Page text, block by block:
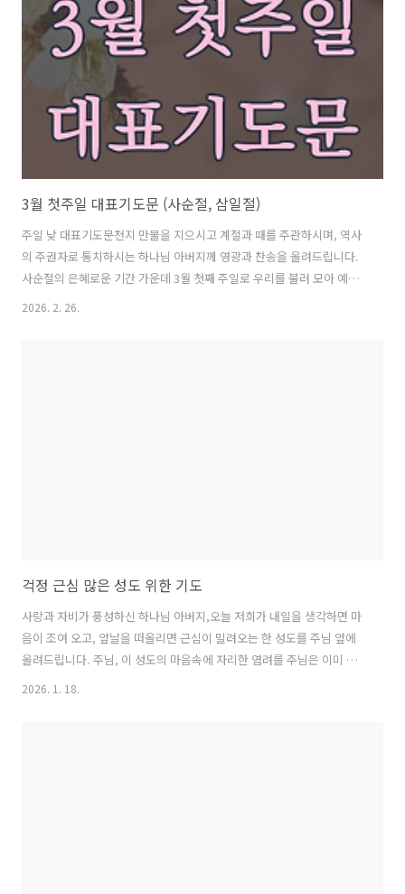
주일로 예배드리게 하시니, 이 민족의 역사와 아픔을 주님 앞에 올려드리
며 겸손히 기도합니다. 긍휼이 풍성하신 하나님, 먼저 우리의 죄를 고백
합니다. 사순절이라 말하면서도 마음은 분주했고, 십자가를 묵상한다 하
면서도 여전히..
3월 첫주일 대표기도문 (사순절, 삼일절)
주일 낮 대표기도문천지 만물을 지으시고 계절과 때를 주관하시며, 역사
의 주권자로 통치하시는 하나님 아버지께 영광과 찬송을 올려드립니다.
사순절의 은혜로운 기간 가운데 3월 첫째 주일로 우리를 불러 모아 예배
2026. 2. 26.
걱정 근심 많은 성도 위한 기도
사랑과 자비가 풍성하신 하나님 아버지,오늘 저희가 내일을 생각하면 마
음이 조여 오고, 앞날을 떠올리면 근심이 밀려오는 한 성도를 주님 앞에
올려드립니다. 주님, 이 성도의 마음속에 자리한 염려를 주님은 이미 아
십니다. 아직 오지 않은 내일을 오늘의 두려움으로 끌어와 스스로를 지치
2026. 1. 18.